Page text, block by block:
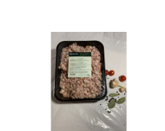
Prece pieejama opcionāli